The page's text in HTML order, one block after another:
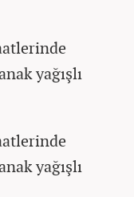
yağışlı
yağışlı